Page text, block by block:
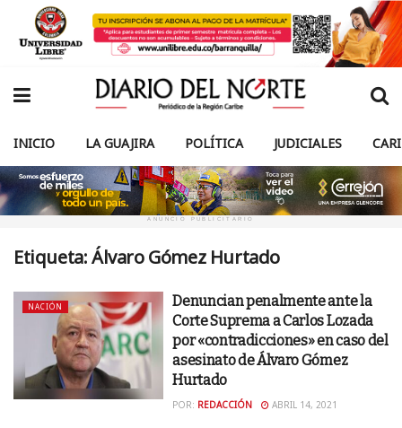
INICIO LA GUAJIRA POLÍTICA JUDICIALES
ANUNCIO PUBLICITARIO
Etiqueta:Álvaro Gómez Hurtado
NACIÓN
Denuncian penalmente ante la
Corte Suprema a Carlos Lozada
por «contradicciones» en caso del
asesinato de Álvaro Gómez
Hurtado
POR: REDACCIÓN ABRIL 14, 2021